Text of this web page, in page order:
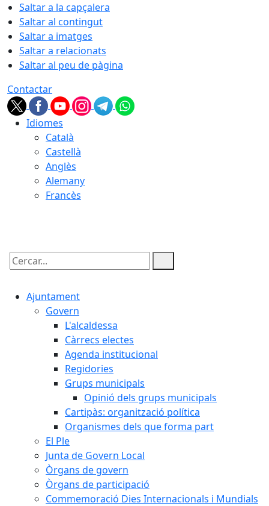
Saltar a la capçalera
Saltar al contingut
Saltar a imatges
Saltar a relacionats
Saltar al peu de pàgina
Contactar
Idiomes
Català
Castellà
Anglès
Alemany
Francès
Cercar:
Ajuntament
Govern
L'alcaldessa
Càrrecs electes
Agenda institucional
Regidories
Grups municipals
Opinió dels grups municipals
Cartipàs: organització política
Organismes dels que forma part
El Ple
Junta de Govern Local
Òrgans de govern
Òrgans de participació
Commemoració Dies Internacionals i Mundials